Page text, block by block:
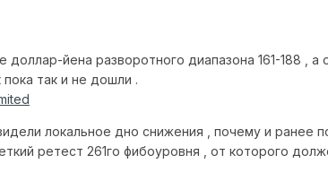
йена разворотного диапазона 161-188 ,
так и не дошли .
локальное дно снижения , почему и ранее
ретест 261го фибоуровня , от которого